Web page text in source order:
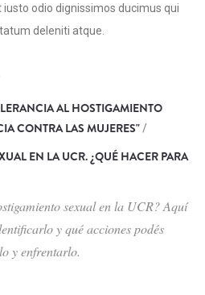
odio dignissimos ducimus qui
deleniti atque.
AL HOSTIGAMIENTO
LAS MUJERES"
EN LA UCR. ¿QUÉ HACER PARA